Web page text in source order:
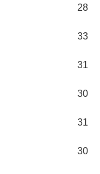
28
33
31
30
31
30